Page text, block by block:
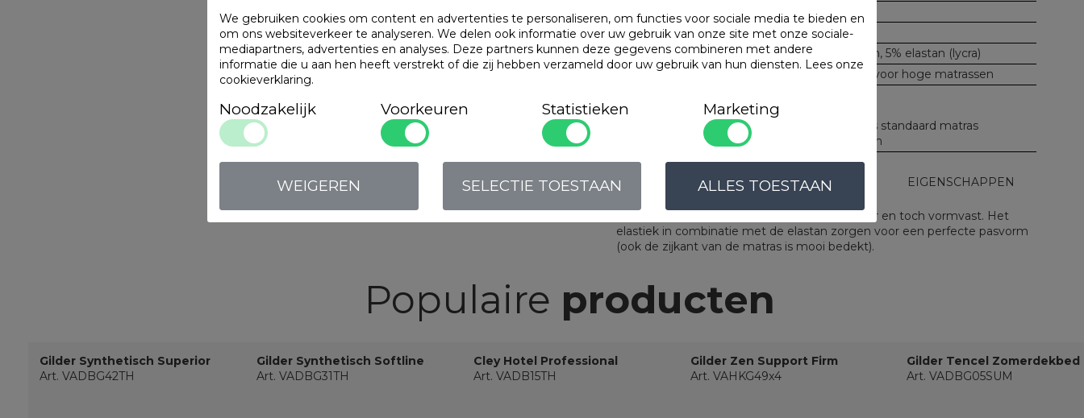
Kleur
Offwhite
Gewicht
180 gr/m2
Materiaal
95% gekamde katoen, 5% elastan (lycra)
Hoekhoogte
38 cm: ook geschikt voor hoge matrassen
Vormvast
Zowel voor topper als standaard matras
Wasbaar op 60 graden
OMSCHRIJVING UITVOERINGEN EIGENSCHAPPEN
Jersey met elastan, waardoor extreem rekbaar en toch vormvast. Het
elastiek in combinatie met de elastan zorgen voor een perfecte pasvorm
(ook de zijkant van de matras is mooi bedekt).
Populaire producten
Gilder Synthetisch Superior
Art. VADBG42TH
Gilder Synthetisch Softline
Art. VADBG31TH
Cley Hotel Professional
Art. VADB15TH
Gilder Zen Support Firm
Art. VAHKG49x4
Gilder Tencel Zomerdekbed
Art. VADBG05SUM
We gebruiken cookies om content en advertenties te personaliseren, om functies voor sociale media te bieden en
om ons websiteverkeer te analyseren. We delen ook informatie over uw gebruik van onze site met onze sociale-
mediapartners, advertenties en analyses. Deze partners kunnen deze gegevens combineren met andere
informatie die u aan hen heeft verstrekt of die zij hebben verzameld door uw gebruik van hun diensten. Lees onze
cookieverklaring.
Noodzakelijk Voorkeuren Statistieken Marketing
WEIGEREN SELECTIE TOESTAAN ALLES TOESTAAN